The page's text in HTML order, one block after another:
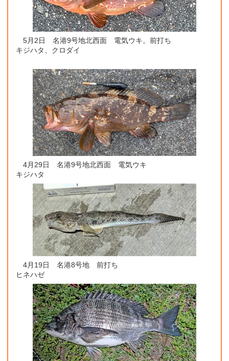
5月2日 名港9号地北西面 電気ウキ。前打ち
キジハタ、クロダイ
4月29日 名港9号地北西面 電気ウキ
キジハタ
4月19日 名港8号地 前打ち
ヒネハゼ